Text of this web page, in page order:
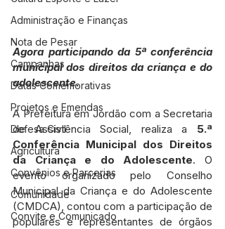
Administração e Finanças
Nota de Pesar
Campanhas
Datas Comemorativas
Projetos e Emendas
Defesa Civil
Agricultura
Convênios e Parcerias
Comunidade
Convite e Comunicado
Agora participando da 5ª conferência
municipal dos direitos da criança e do
adolescente.
A Prefeitura em Jordão com a Secretaria
de Assistência Social, realiza a 5.ª
Conferência Municipal dos Direitos
da Criança e do Adolescente. O
evento organizado pelo Conselho
Municipal da Criança e do Adolescente
(CMDCA), contou com a participação de
populares e representantes de órgãos